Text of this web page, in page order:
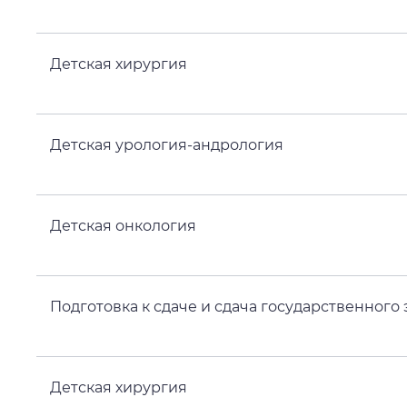
Детская хирургия
Детская урология-андрология
Детская онкология
Подготовка к сдаче и сдача государственного
Детская хирургия